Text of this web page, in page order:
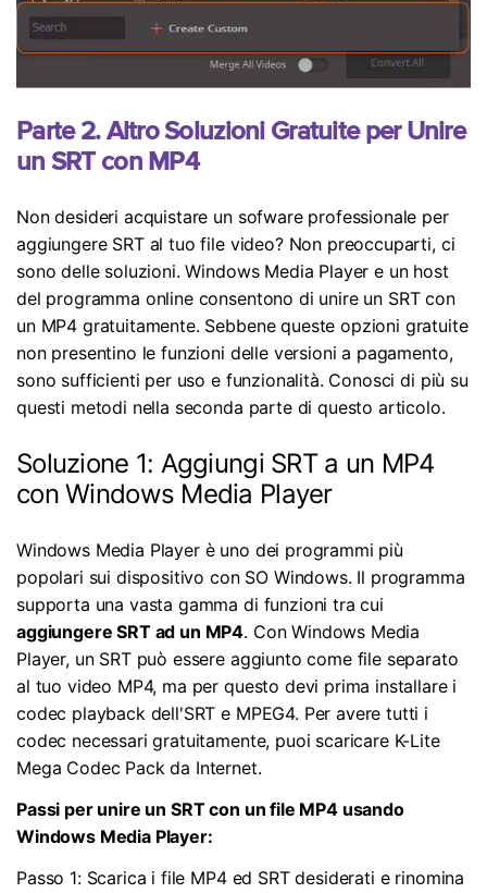
Parte 2. Altro Soluzioni Gratuite per Unire
un SRT con MP4
Non desideri acquistare un sofware professionale per
aggiungere SRT al tuo file video? Non preoccuparti, ci
sono delle soluzioni. Windows Media Player e un host
del programma online consentono di unire un SRT con
un MP4 gratuitamente. Sebbene queste opzioni gratuite
non presentino le funzioni delle versioni a pagamento,
sono sufficienti per uso e funzionalità. Conosci di più su
questi metodi nella seconda parte di questo articolo.
Soluzione 1: Aggiungi SRT a un MP4
con Windows Media Player
Windows Media Player è uno dei programmi più
popolari sui dispositivo con SO Windows. Il programma
supporta una vasta gamma di funzioni tra cui
aggiungere SRT ad un MP4. Con Windows Media
Player, un SRT può essere aggiunto come file separato
al tuo video MP4, ma per questo devi prima installare i
codec playback dell'SRT e MPEG4. Per avere tutti i
codec necessari gratuitamente, puoi scaricare K-Lite
Mega Codec Pack da Internet.
Passi per unire un SRT con un file MP4 usando
Windows Media Player:
Passo 1: Scarica i file MP4 ed SRT desiderati e rinomina